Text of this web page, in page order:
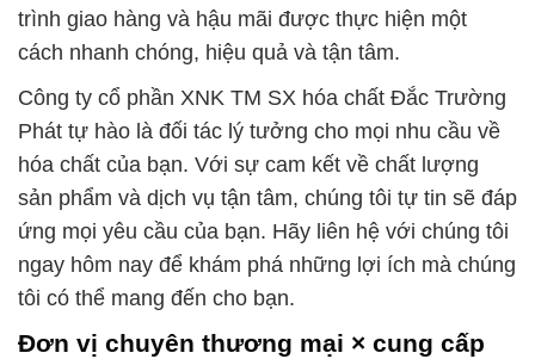
trình giao hàng và hậu mãi được thực hiện một
cách nhanh chóng, hiệu quả và tận tâm.
Công ty cổ phần XNK TM SX hóa chất Đắc Trường
Phát tự hào là đối tác lý tưởng cho mọi nhu cầu về
hóa chất của bạn. Với sự cam kết về chất lượng
sản phẩm và dịch vụ tận tâm, chúng tôi tự tin sẽ đáp
ứng mọi yêu cầu của bạn. Hãy liên hệ với chúng tôi
ngay hôm nay để khám phá những lợi ích mà chúng
tôi có thể mang đến cho bạn.
Đơn vị chuyên thương mại × cung cấp